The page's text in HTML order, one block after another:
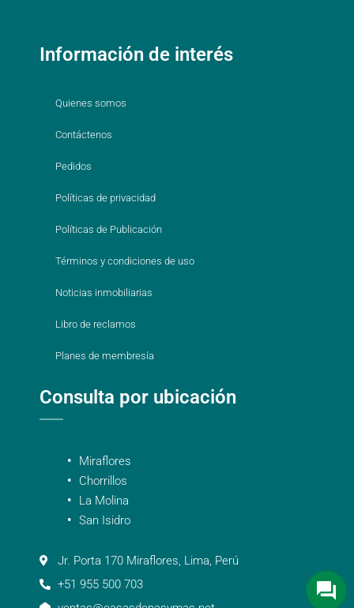
Información de interés
Quienes somos
Contáctenos
Pedidos
Políticas de privacidad
Políticas de Publicación
Términos y condiciones de uso
Noticias inmobiliarias
Libro de reclamos
Planes de membresía
Consulta por ubicación
Miraflores
Chorrillos
La Molina
San Isidro
Jr. Porta 170 Miraflores, Lima, Perú
+51 955 500 703